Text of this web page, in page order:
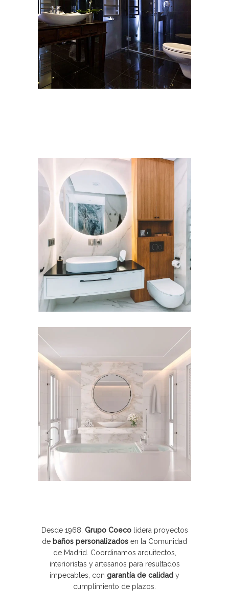
Desde 1968, Grupo Coecolidera proyectos
de baños personalizados en la Comunidad
de Madrid. Coordinamos arquitectos,
interioristas y artesanos para resultados
impecables, con garantía de calidad y
cumplimiento de plazos.